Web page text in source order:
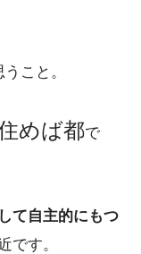
こと。
めば都で
て自主的にもつ
です。